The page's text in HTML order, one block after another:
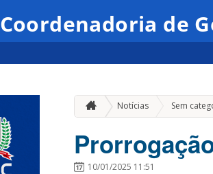
Coordenadoria de
Notícias Sem
10/01/2025 11:51